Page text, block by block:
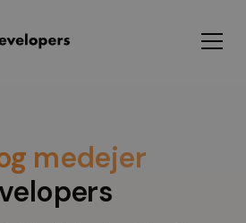
medejer